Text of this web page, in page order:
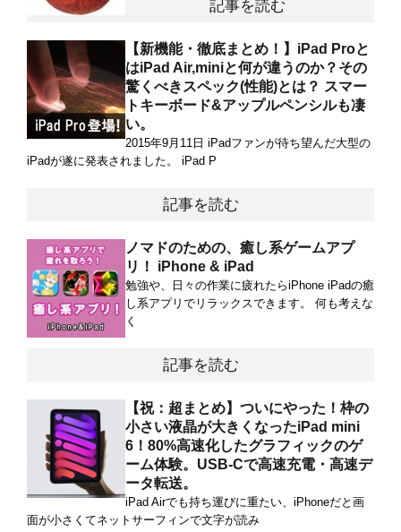
記事を読む
【新機能・徹底まとめ！】iPad Proと
はiPad Air,miniと何が違うのか？その
驚くべきスペック(性能)とは？ スマー
トキーボード&アップルペンシルも凄
い。
2015年9月11日 iPadファンが待ち望んだ大型の
iPadが遂に発表されました。 iPad P
記事を読む
ノマドのための、癒し系ゲームアプ
リ！ iPhone & iPad
勉強や、日々の作業に疲れたらiPhone iPadの癒
し系アプリでリラックスできます。 何も考えな
く
記事を読む
【祝：超まとめ】ついにやった！枠の
小さい液晶が大きくなったiPad mini
6！80%高速化したグラフィックのゲ
ーム体験。USB-Cで高速充電・高速デ
ータ転送。
iPad Airでも持ち運びに重たい、iPhoneだと画
面が小さくてネットサーフィンで文字が読み